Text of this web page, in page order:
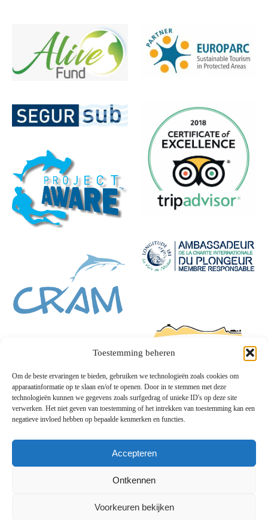
Toestemming beheren
Om de beste ervaringen te bieden, gebruiken we technologieën zoals cookies om
apparaatinformatie op te slaan en/of te openen. Door in te stemmen met deze
technologieën kunnen we gegevens zoals surfgedrag of unieke ID's op deze site
verwerken. Het niet geven van toestemming of het intrekken van toestemming kan een
negatieve invloed hebben op bepaalde kenmerken en functies.
Accepteren
Ontkennen
Voorkeuren bekijken